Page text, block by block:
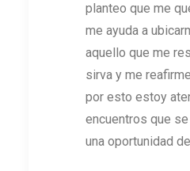
planteo que me
me ayuda a
aquello que me
sirva y me
por esto estoy
encuentros que
una oportunidad